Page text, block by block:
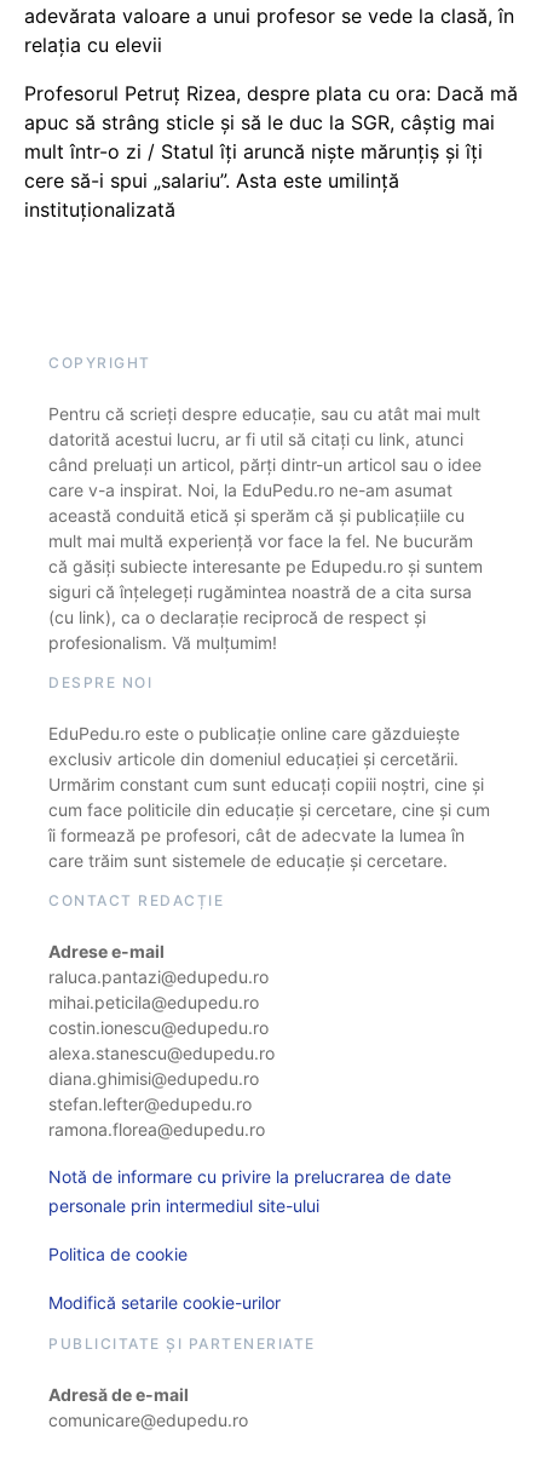
adevărata valoare a unui profesor se vede la clasă, în
relația cu elevii
Profesorul Petruț Rizea, despre plata cu ora: Dacă mă
apuc să strâng sticle și să le duc la SGR, câștig mai
mult într-o zi / Statul îți aruncă niște mărunțiș și îți
cere să-i spui „salariu”. Asta este umilință
instituționalizată
COPYRIGHT
Pentru că scrieți despre educație, sau cu atât mai mult
datorită acestui lucru, ar fi util să citați cu link, atunci
când preluați un articol, părți dintr-un articol sau o idee
care v-a inspirat. Noi, la EduPedu.ro ne-am asumat
această conduită etică și sperăm că și publicațiile cu
mult mai multă experiență vor face la fel. Ne bucurăm
că găsiți subiecte interesante pe Edupedu.ro și suntem
siguri că înțelegeți rugămintea noastră de a cita sursa
(cu link), ca o declarație reciprocă de respect și
profesionalism. Vă mulțumim!
DESPRE NOI
EduPedu.ro este o publicație online care găzduiește
exclusiv articole din domeniul educației și cercetării.
Urmărim constant cum sunt educați copiii noștri, cine și
cum face politicile din educație și cercetare, cine și cum
îi formează pe profesori, cât de adecvate la lumea în
care trăim sunt sistemele de educație și cercetare.
CONTACT REDACȚIE
Adrese e-mail
raluca.pantazi@edupedu.ro
mihai.peticila@edupedu.ro
costin.ionescu@edupedu.ro
alexa.stanescu@edupedu.ro
diana.ghimisi@edupedu.ro
stefan.lefter@edupedu.ro
ramona.florea@edupedu.ro
Notă de informare cu privire la prelucrarea de date
personale prin intermediul site-ului
Politica de cookie
Modifică setarile cookie-urilor
PUBLICITATE ȘI PARTENERIATE
Adresă de e-mail
comunicare@edupedu.ro